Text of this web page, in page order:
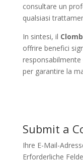
consultare un
qualsiasi
In sintesi, il
offrire benefici
per garantire la
Submit a
Ihre E-Mail-
Erforderliche